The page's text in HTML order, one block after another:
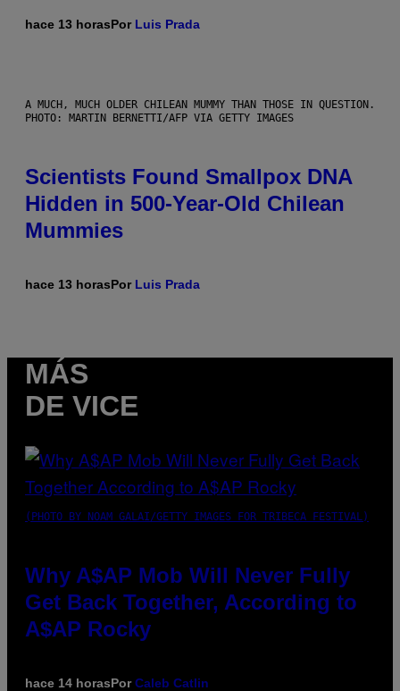
hace 13 horasPor Luis Prada
A MUCH, MUCH OLDER CHILEAN MUMMY THAN THOSE IN QUESTION.
PHOTO: MARTIN BERNETTI/AFP VIA GETTY IMAGES
Scientists Found Smallpox DNA
Hidden in 500-Year-Old Chilean
Mummies
hace 13 horasPor Luis Prada
MÁS
DE VICE
(PHOTO BY NOAM GALAI/GETTY IMAGES FOR TRIBECA FESTIVAL)
Why A$AP Mob Will Never Fully
Get Back Together, According to
A$AP Rocky
hace 14 horasPorCaleb Catlin